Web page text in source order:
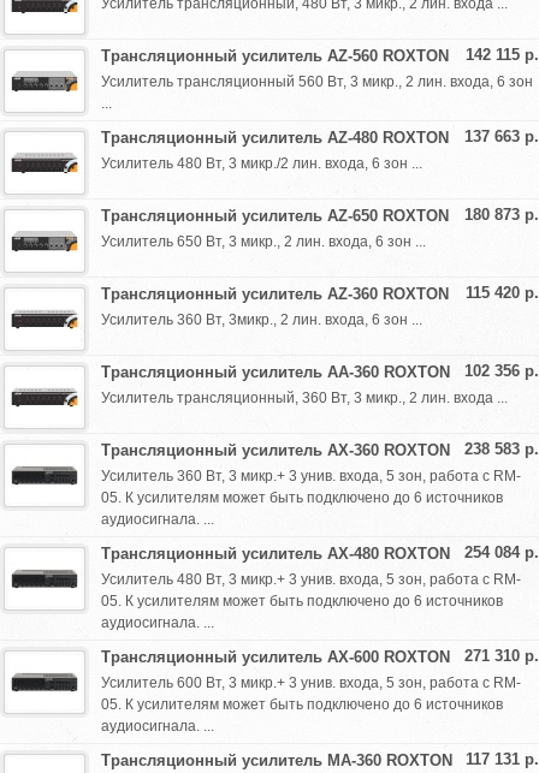
Усилитель трансляционный, 480 Вт, 3 микр., 2 лин. входа ...
142 115 р.
Трансляционный усилитель AZ-560 ROXTON
Усилитель трансляционный 560 Вт, 3 микр., 2 лин. входа, 6 зон
...
137 663 р.
Трансляционный усилитель AZ-480 ROXTON
Усилитель 480 Вт, 3 микр./2 лин. входа, 6 зон ...
180 873 р.
Трансляционный усилитель AZ-650 ROXTON
Усилитель 650 Вт, 3 микр., 2 лин. входа, 6 зон ...
115 420 р.
Трансляционный усилитель AZ-360 ROXTON
Усилитель 360 Вт, 3микр., 2 лин. входа, 6 зон ...
102 356 р.
Трансляционный усилитель AA-360 ROXTON
Усилитель трансляционный, 360 Вт, 3 микр., 2 лин. входа ...
238 583 р.
Трансляционный усилитель AX-360 ROXTON
Усилитель 360 Вт, 3 микр.+ 3 унив. входа, 5 зон, работа с RM-
05. К усилителям может быть подключено до 6 источников
аудиосигнала. ...
254 084 р.
Трансляционный усилитель AX-480 ROXTON
Усилитель 480 Вт, 3 микр.+ 3 унив. входа, 5 зон, работа с RM-
05. К усилителям может быть подключено до 6 источников
аудиосигнала. ...
271 310 р.
Трансляционный усилитель AX-600 ROXTON
Усилитель 600 Вт, 3 микр.+ 3 унив. входа, 5 зон, работа с RM-
05. К усилителям может быть подключено до 6 источников
аудиосигнала. ...
117 131 р.
Трансляционный усилитель MA-360 ROXTON